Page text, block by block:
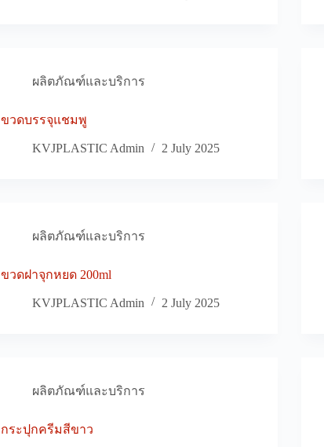
ผลิตภัณฑ์และบริการ
ขวดบรรจุแชมพู
KVJPLASTIC Admin 2 July 2025
ผลิตภัณฑ์และบริการ
ขวดฝาจุกหยด 200ml
KVJPLASTIC Admin 2 July 2025
ผลิตภัณฑ์และบริการ
กระปุกครีมสีขาว